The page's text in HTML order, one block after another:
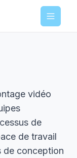
Menu
vidéo
de
de travail
de conception